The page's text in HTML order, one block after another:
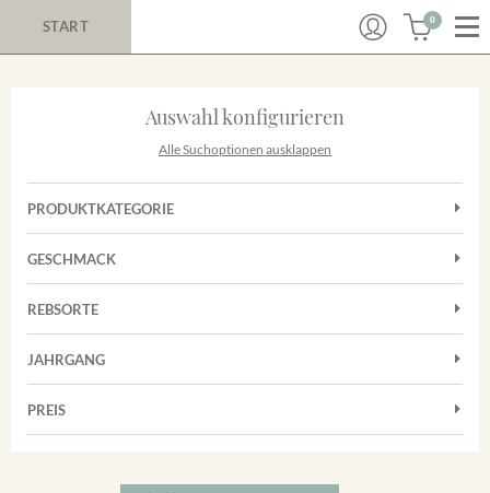
START 0
Auswahl konfigurieren
Alle Suchoptionen ausklappen
PRODUKTKATEGORIE
Cuvées
GESCHMACK
Trocken
REBSORTE
Cuvée
JAHRGANG
PREIS